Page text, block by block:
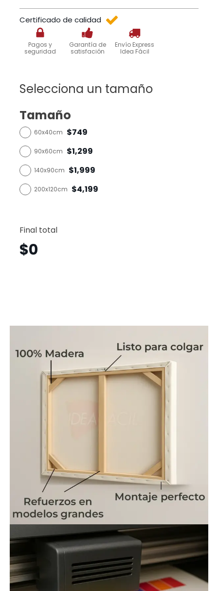
Certificado de calidad
Pagos y
seguridad
Garantía de
satisfación
Envío Express
Idea Fácil
Selecciona un tamaño
Tamaño
60x40cm $749
90x60cm $1,299
140x90cm $1,999
200x120cm $4,199
Final total
$0